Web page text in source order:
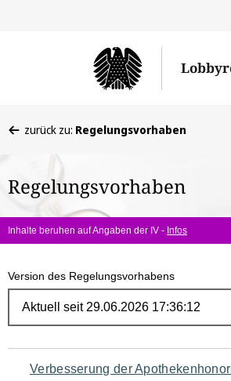
befinden
hier:
zurück zu: Regelungsvorhaben
Regelungsvorhaben
Inhalte beruhen auf Angaben der IV - Infos
Version des Regelungsvorhabens
Navigation
Verbesserung der